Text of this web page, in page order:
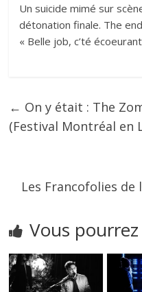
Un suicide mimé sur
détonation finale. The
« Belle job, c’té
← On y était : The
(Festival Montréal en
Les Francofolies de
Vous